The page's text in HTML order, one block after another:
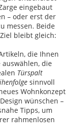
eingebaut
– oder erst der
messen. Beide
bleibt gleich:
die Ihnen
die
Türspalt
sinnvoll
Wohnkonzept
wünschen –
Tipps, um
rahmenlosen